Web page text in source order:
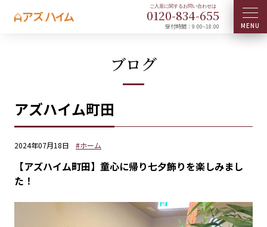
0120-834-655
受付時間：9:00~18:00
ブログ
アズハイム町田
2024年07月18日 #ホーム
【アズハイム町田】童心に帰り七夕飾りを楽しみまし
た！